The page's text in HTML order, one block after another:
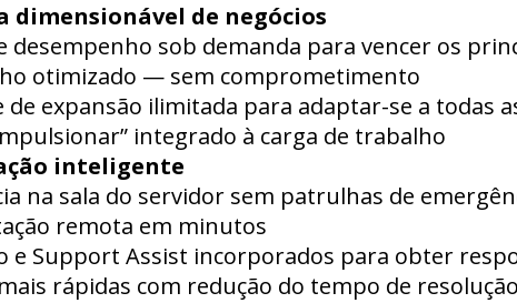
de negócios
desempenho sob demanda para vencer os
otimizado — sem comprometimento
de expansão ilimitada para adaptar-se a todas
integrado à carga de trabalho
inteligente
na sala do servidor sem patrulhas de
remota em minutos
e Support Assist incorporados para obter
rápidas com redução do tempo de